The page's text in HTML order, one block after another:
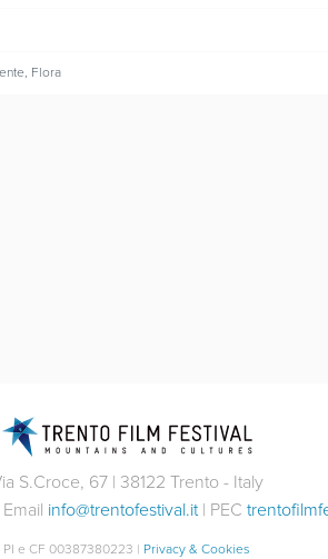
Flora
S.Croce, 67 | 38122 Trento - Italy
Email info@trentofestival.it| PEC
PI e CF 00387380223 | Privacy & Cookies